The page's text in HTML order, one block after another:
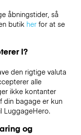
åbningstider, så
butik herfor at se
I?
den rigtige valuta
alle
ikke kontanter
din bagage er kun
LuggageHero.
og